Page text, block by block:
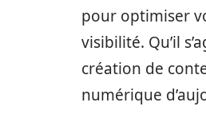
pour optimiser
visibilité. Qu’il
création de
numérique